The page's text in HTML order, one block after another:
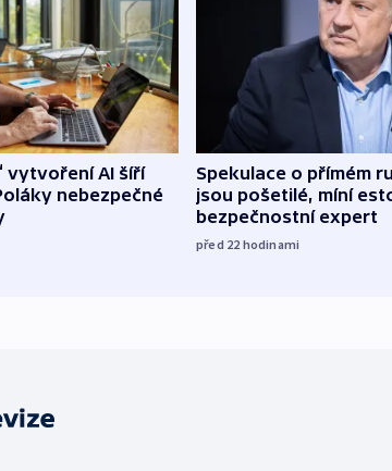
vytvoření AI šíří
nebezpečné
Spekulace o přímém
jsou pošetilé, míní
bezpečnostní expert
před 22 hodinami